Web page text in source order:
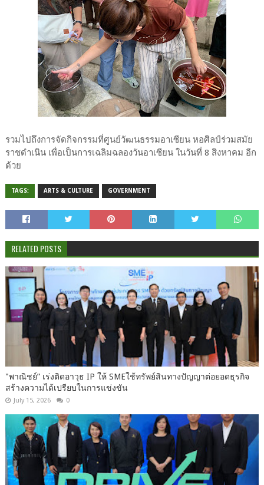
รวมไปถึงการจัดกิจกรรมที่ศูนย์วัฒนธรรมอาเซียน หอศิลป์ร่วมสมัย
ราชดำเนิน เพื่อเป็นการเฉลิมฉลองวันอาเซียน ในวันที่ 8 สิงหาคม อีก
ด้วย
TAGS: ARTS & CULTURE GOVERNMENT
RELATED POSTS
"พาณิชย์” เร่งติดอาวุธ IP ให้ SMEใช้ทรัพย์สินทางปัญญาต่อยอดธุรกิจ
สร้างความได้เปรียบในการแข่งขัน
July 15, 2026 0